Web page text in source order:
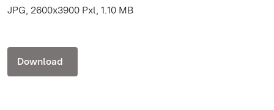
JPG, 2600x3900 Pxl, 1.10 MB
Download